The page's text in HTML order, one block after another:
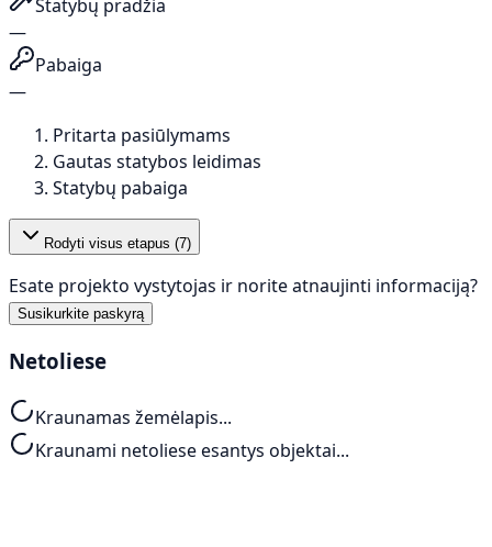
Statybų pradžia
—
Pabaiga
—
Pritarta pasiūlymams
Gautas statybos leidimas
Statybų pabaiga
Rodyti visus etapus (7)
Esate projekto vystytojas ir norite atnaujinti informaciją?
Susikurkite paskyrą
Netoliese
Kraunamas žemėlapis...
Kraunami netoliese esantys objektai...